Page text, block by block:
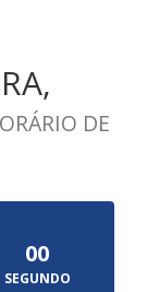
DE
00
SEGUNDO